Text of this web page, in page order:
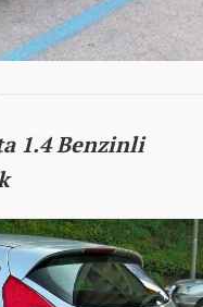
1.4 Benzinli